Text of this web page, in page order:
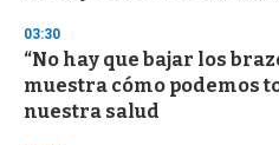
d
s
03:30
“No hay que bajar los
muestra cómo podemos
nuestra salud